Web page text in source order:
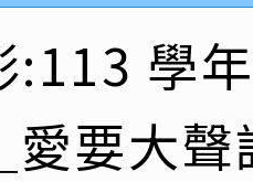
。
市科展 國
王老師、
年二班張O
賽國小朗讀
加桃園市中
:113 學
愛要大